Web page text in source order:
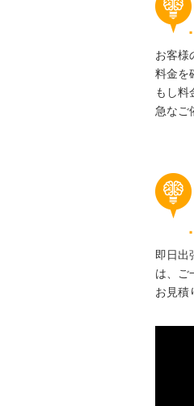
お客様
料金を
もし料
急なご
即日出
は、ご
お見積